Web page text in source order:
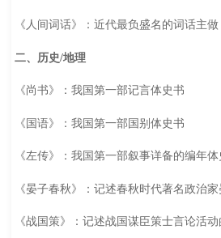
《人间词话》：近代最负盛名的词话主做
二、历史/地理
《尚书》：我国第一部记言体史书
《国语》：我国第一部国别体史书
《左传》：我国第一部叙事详备的编年体
《晏子春秋》：记述春秋时代著名政治
《战国策》：记述战国谋臣策士言论活